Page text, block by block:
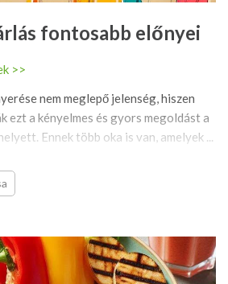
fontosabb előnyei
>>
nem meglepő jelenség, hiszen
ezt a kényelmes és gyors megoldást a
Ennek több oka is van, amelyek ...